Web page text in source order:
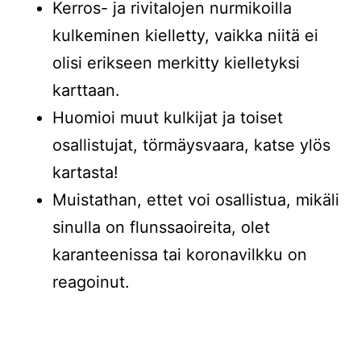
Kerros- ja rivitalojen nurmikoilla
kulkeminen kielletty, vaikka niitä ei
olisi erikseen merkitty kielletyksi
karttaan.
Huomioi muut kulkijat ja toiset
osallistujat, törmäysvaara, katse ylös
kartasta!
Muistathan, ettet voi osallistua, mikäli
sinulla on flunssaoireita, olet
karanteenissa tai koronavilkku on
reagoinut.